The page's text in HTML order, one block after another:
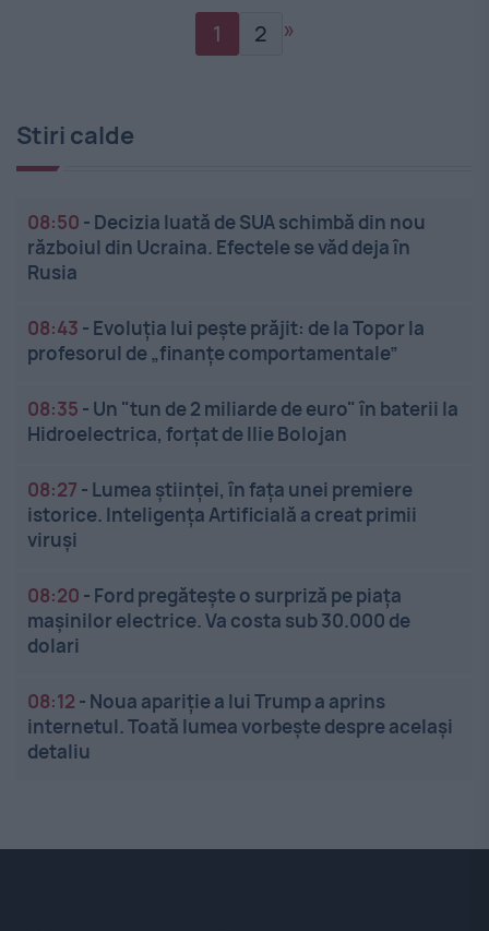
1 2 »
Stiri calde
08:50 - Decizia luată de SUA schimbă din nou
războiul din Ucraina. Efectele se văd deja în
Rusia
08:43 - Evoluția lui pește prăjit: de la Topor la
profesorul de „finanțe comportamentale”
08:35 - Un "tun de 2 miliarde de euro" în baterii la
Hidroelectrica, forțat de Ilie Bolojan
08:27 - Lumea științei, în fața unei premiere
istorice. Inteligența Artificială a creat primii
viruși
08:20 - Ford pregătește o surpriză pe piața
mașinilor electrice. Va costa sub 30.000 de
dolari
08:12 - Noua apariție a lui Trump a aprins
internetul. Toată lumea vorbește despre același
detaliu